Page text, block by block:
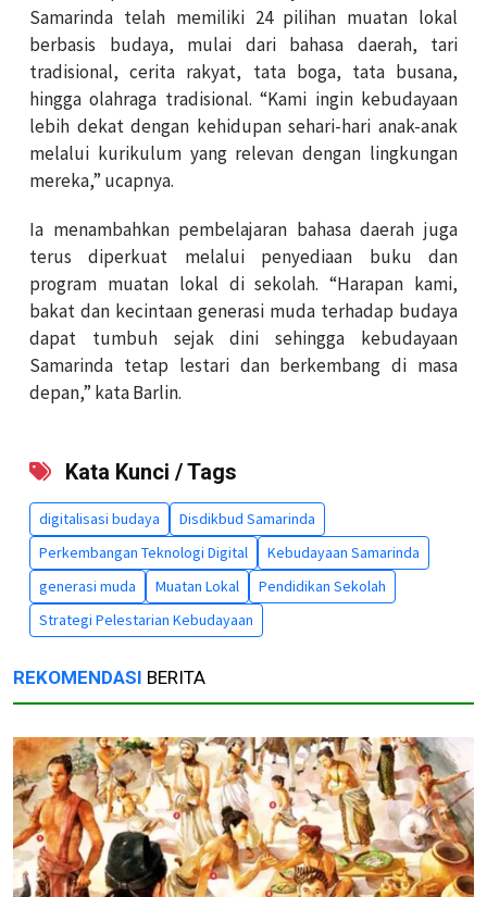
Samarinda telah memiliki 24 pilihan muatan lokal
berbasis budaya, mulai dari bahasa daerah, tari
tradisional, cerita rakyat, tata boga, tata busana,
hingga olahraga tradisional. “Kami ingin kebudayaan
lebih dekat dengan kehidupan sehari-hari anak-anak
melalui kurikulum yang relevan dengan lingkungan
mereka,” ucapnya.
Ia menambahkan pembelajaran bahasa daerah juga
terus diperkuat melalui penyediaan buku dan
program muatan lokal di sekolah. “Harapan kami,
bakat dan kecintaan generasi muda terhadap budaya
dapat tumbuh sejak dini sehingga kebudayaan
Samarinda tetap lestari dan berkembang di masa
depan,” kata Barlin.
Kata Kunci / Tags
digitalisasi budaya
Disdikbud Samarinda
Perkembangan Teknologi Digital
Kebudayaan Samarinda
generasi muda
Muatan Lokal
Pendidikan Sekolah
Strategi Pelestarian Kebudayaan
REKOMENDASI BERITA